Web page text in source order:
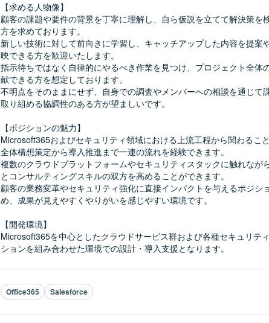
【求める人物像】
顧客の課題や要件の背景を丁寧に理解し、自ら仮説を立てて解決策を
方を求めております。
新しい技術に対して前向きに学習し、キャッチアップした内容を提案
映できる方を歓迎いたします。
指示待ちではなく自律的にやるべき作業を見つけ、プロジェクト全体
献できる方を想定しております。
不明点をそのままにせず、自身での調査やメンバーへの相談を通じて
取り組める協調性のある方が望ましいです。
【ポジションの魅力】
Microsoft365およびセキュリティ領域における上流工程から関わること
全体構想策定から導入推進まで一連の流れを経験できます。
複数のクラウドプラットフォームやセキュリティスタックに触れなが
とコンサルティングスキルの双方を高めることができます。
顧客の業務変革やセキュリティ強化に直接インパクトを与えるポジシ
め、成果が見えやすくやりがいを感じやすい環境です。
【開発環境】
Microsoft365を中心としたクラウドサービス群および各種セキュリテ
ションを組み合わせた環境での設計・導入支援となります。
Office365 Salesforce